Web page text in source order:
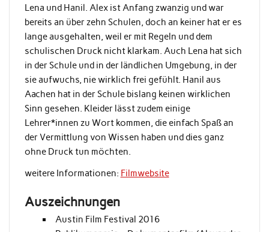
Lena und Hanil. Alex ist Anfang zwanzig und war
bereits an über zehn Schulen, doch an keiner hat er es
lange ausgehalten, weil er mit Regeln und dem
schulischen Druck nicht klarkam. Auch Lena hat sich
in der Schule und in der ländlichen Umgebung, in der
sie aufwuchs, nie wirklich frei gefühlt. Hanil aus
Aachen hat in der Schule bislang keinen wirklichen
Sinn gesehen. Kleider lässt zudem einige
Lehrer*innen zu Wort kommen, die einfach Spaß an
der Vermittlung von Wissen haben und dies ganz
ohne Druck tun möchten.
weitere Informationen: Filmwebsite
Auszeichnungen
Austin Film Festival 2016